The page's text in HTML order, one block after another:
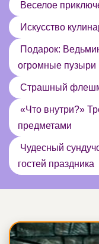
Веселое
Искусство
Подарок:
огромные пузыри
Страшный
«Что внутри?»
предметами
Чудесный
гостей праздника